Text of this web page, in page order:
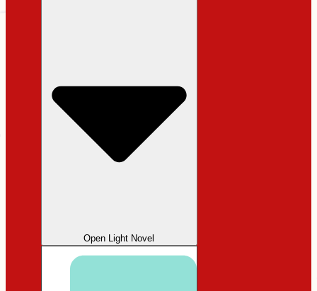
Open Light Novel